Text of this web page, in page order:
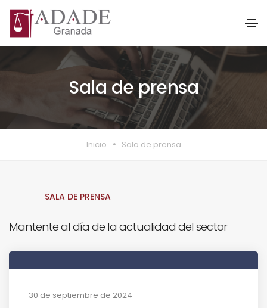
Sala de prensa
Inicio Sala de prensa
SALA DE PRENSA
Mantente al día de la actualidad del sector
30 de septiembre de 2024